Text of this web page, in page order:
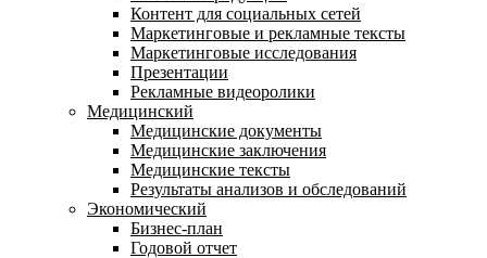
Контент для социальных сетей
Маркетинговые и рекламные тексты
Маркетинговые исследования
Презентации
Рекламные видеоролики
Медицинский
Медицинские документы
Медицинские заключения
Медицинские тексты
Результаты анализов и обследований
Экономический
Бизнес-план
Годовой отчет